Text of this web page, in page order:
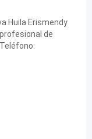
Huila Erismendy
de